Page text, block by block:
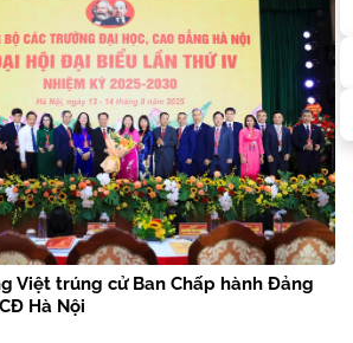
Việt trúng cử Ban Chấp hành Đảng
Hà Nội